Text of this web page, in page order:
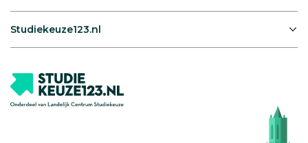
Studiekeuze123.nl